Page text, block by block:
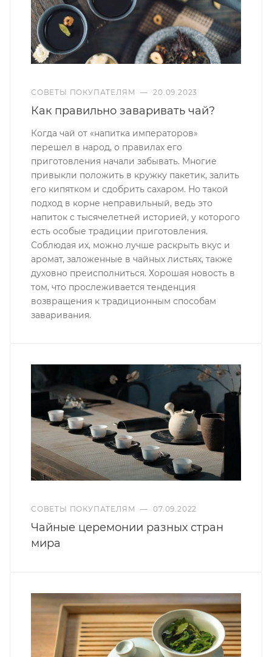
СОВЕТЫ ПОКУПАТЕЛЯМ — 20.09.2023
Как правильно заваривать чай?
Когда чай от «напитка императоров»
перешел в народ, о правилах его
приготовления начали забывать. Многие
привыкли положить в кружку пакетик, залить
его кипятком и сдобрить сахаром. Но такой
подход в корне неправильный, ведь это
напиток с тысячелетней историей, у которого
есть особые традиции приготовления.
Соблюдая их, можно лучше раскрыть вкус и
аромат, заложенные в чайных листьях, также
духовно преисполниться. Хорошая новость в
том, что прослеживается тенденция
возвращения к традиционным способам
заваривания.
СОВЕТЫ ПОКУПАТЕЛЯМ — 07.09.2022
Чайные церемонии разных стран
мира